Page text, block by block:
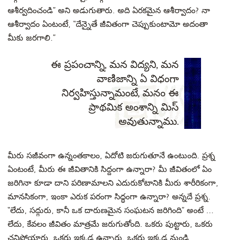
ఆశీర్వదించండి” అని అడుగుతారు. అది ఏరకమైన ఆశీర్వాదం? నా
ఆశీర్వాదం ఏంటంటే, “దేన్నైతే జీవితంగా చెప్పుకుంటామో అదంతా
మీకు జరగాలి.”
ఈ ప్రపంచాన్ని, మన విద్యని, మన
వాణిజాన్ని ఏ విధంగా
నిర్వహిస్తున్నామంటే, మనం ఈ
ప్రాథమిక అంశాన్ని మిస్
అవుతున్నాము.
మీరు సజీవంగా ఉన్నంతకాలం, ఏదోటి జరుగుతూనే ఉంటుంది. ప్రశ్న
ఏంటంటే, మీరు ఈ జీవితానికి సిద్దంగా ఉన్నారా? మీ జీవితంలో ఏం
జరిగినా కూడా దాని పరిణామాలని ఎదురుకోటానికి మీరు శారీరికంగా,
మానసికంగా, ఇంకా ఎరుక పరంగా సిద్ధంగా ఉన్నారా? అన్నదే ప్రశ్న.
“లేదు, సద్గురు, కానీ ఒక దారుణమైన సంఘటన జరిగింది” అంటే ...
లేదు, కేవలం జీవితం మాత్రమే జరుగుతోంది. ఒకరు పుట్టారు, ఒకరు
చనిపోయారు, ఒకరు ఇక్కడ ఉన్నారు, ఒకరు ఇక్కడ నుండి